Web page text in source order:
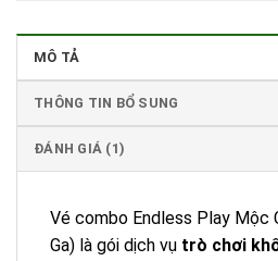
MÔ TẢ
THÔNG TIN BỔ SUNG
ĐÁNH GIÁ (1)
Vé combo Endless Play Mộc
Ga) là gói dịch vụ trò chơi